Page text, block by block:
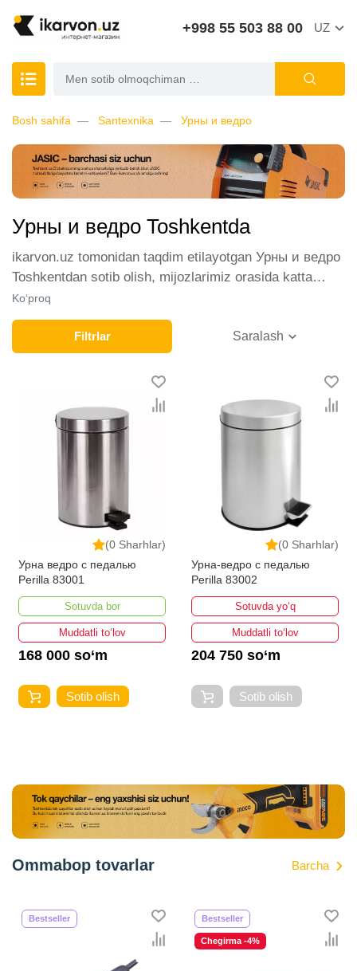
+998 55 503 88 00 UZ
Bosh sahifa Santexnika Урны и ведро
Урны и ведро Toshkentda
ikarvon.uz tomonidan taqdim etilayotgan Урны и ведро
Toshkentdan sotib olish, mijozlarimiz orasida katta
talabga ega. Biz ushbu toifadagi tovarlarni sotish uchun
eng yaxshi sharoitlarni ta'minlaymiz. Onlayn do'konda
Урны и ведро yetakchi ishlab chiqaruvchilar va
brendlar tomonidan taqdim etilgan bo'lib, ularning
ro'yxati doimiy ravishda kengayib bormoqda. Biz butun
mamlakat bo'ylab tovarlarni istalgan miqdorda yetkazib
beramiz. Bularning barchasi O'zbekistondagi eng
yaxshi narx bilan qo’shimcha qilingan, ikarvon.uz dan
yerda Урны и ведро toifasidagi har bir element uchun
optimal narx mavjud.
Ko‘proq
Filtrlar Saralash
(0 Sharhlar)
Урна ведро с педалью
Perilla 83001
Sotuvda bor
Muddatli to‘lov
168 000 so‘m
Sotib olish
(0 Sharhlar)
Урна-ведро с педалью
Perilla 83002
Sotuvda yo‘q
Muddatli to‘lov
204 750 so‘m
Sotib olish
Ommabop tovarlar Barcha
Bestseller Bestseller
Chegirma -4%